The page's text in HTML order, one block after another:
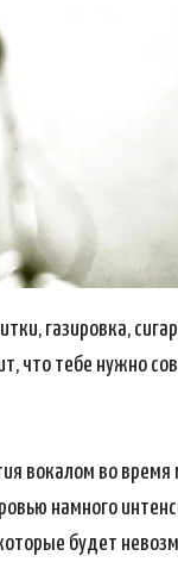
газировка,
тебе нужно
вокалом во
намного
будет